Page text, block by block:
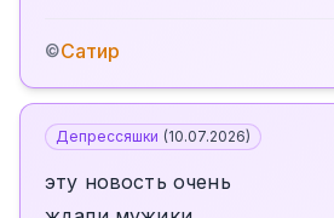
©Сатир
Депрессяшки (10.07.2026)
эту новость очень